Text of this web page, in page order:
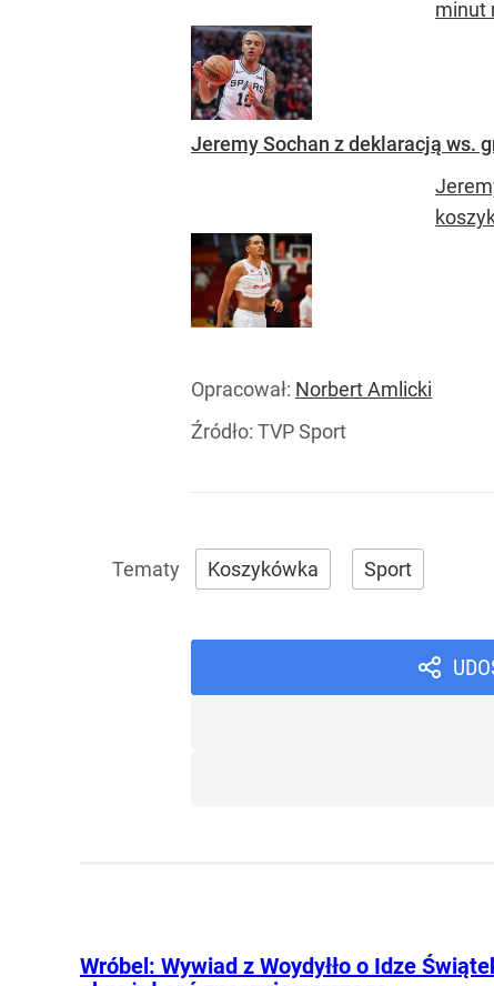
minut
Jeremy Sochan z deklaracją ws.
Opracował: Norbert Amlicki
Źródło: TVP Sport
Koszykówka Sport
Wróbel: Wywiad z Woydyłło o Idze